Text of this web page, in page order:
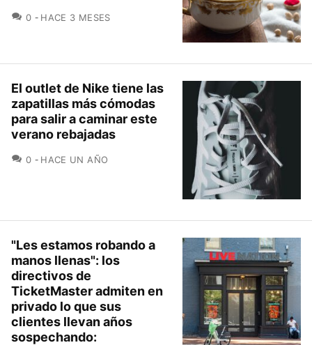
0 COMENTARIOS
HACE 3 MESES
El outlet de Nike tiene las
zapatillas más cómodas
para salir a caminar este
verano rebajadas
0 COMENTARIOS
HACE UN AÑO
"Les estamos robando a
manos llenas": los
directivos de
TicketMaster admiten en
privado lo que sus
clientes llevan años
sospechando: